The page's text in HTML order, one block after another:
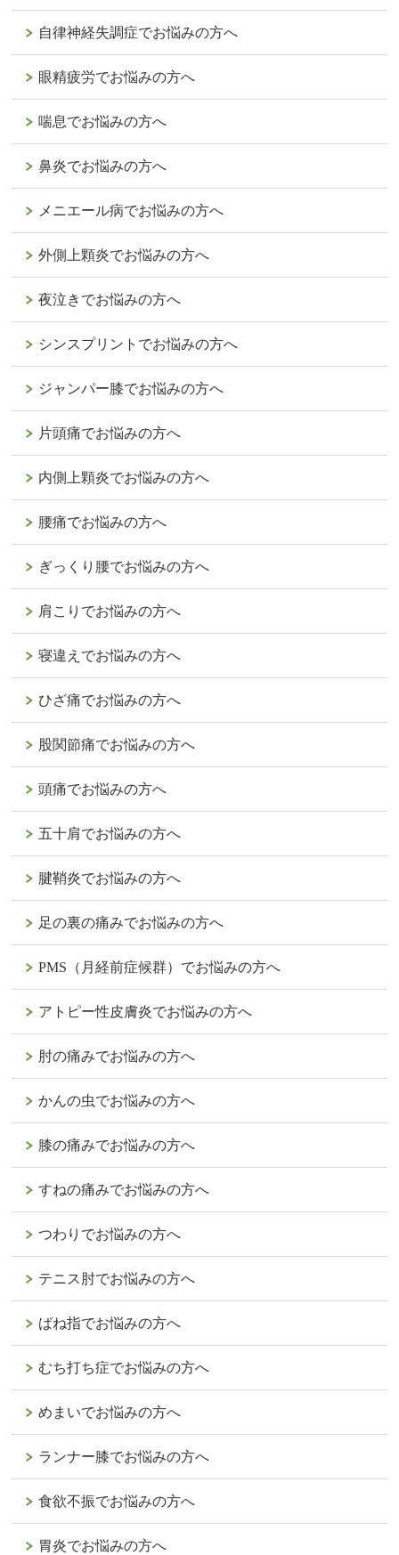
自律神経失調症でお悩みの方へ
眼精疲労でお悩みの方へ
喘息でお悩みの方へ
鼻炎でお悩みの方へ
メニエール病でお悩みの方へ
外側上顆炎でお悩みの方へ
夜泣きでお悩みの方へ
シンスプリントでお悩みの方へ
ジャンパー膝でお悩みの方へ
片頭痛でお悩みの方へ
内側上顆炎でお悩みの方へ
腰痛でお悩みの方へ
ぎっくり腰でお悩みの方へ
肩こりでお悩みの方へ
寝違えでお悩みの方へ
ひざ痛でお悩みの方へ
股関節痛でお悩みの方へ
頭痛でお悩みの方へ
五十肩でお悩みの方へ
腱鞘炎でお悩みの方へ
足の裏の痛みでお悩みの方へ
PMS（月経前症候群）でお悩みの方へ
アトピー性皮膚炎でお悩みの方へ
肘の痛みでお悩みの方へ
かんの虫でお悩みの方へ
膝の痛みでお悩みの方へ
すねの痛みでお悩みの方へ
つわりでお悩みの方へ
テニス肘でお悩みの方へ
ばね指でお悩みの方へ
むち打ち症でお悩みの方へ
めまいでお悩みの方へ
ランナー膝でお悩みの方へ
食欲不振でお悩みの方へ
胃炎でお悩みの方へ